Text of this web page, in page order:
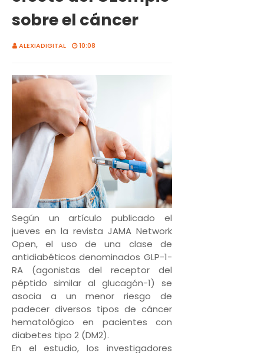
sobre el cáncer
ALEXIADIGITAL 10:08
Según un artículo publicado el
jueves en la revista JAMA Network
Open, el uso de una clase de
antidiabéticos denominados GLP-1-
RA (agonistas del receptor del
péptido similar al glucagón-1) se
asocia a un menor riesgo de
padecer diversos tipos de cáncer
hematológico en pacientes con
diabetes tipo 2 (DM2).
En el estudio, los investigadores